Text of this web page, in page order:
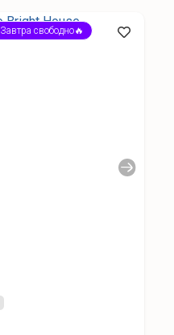
Завтра свободно🔥